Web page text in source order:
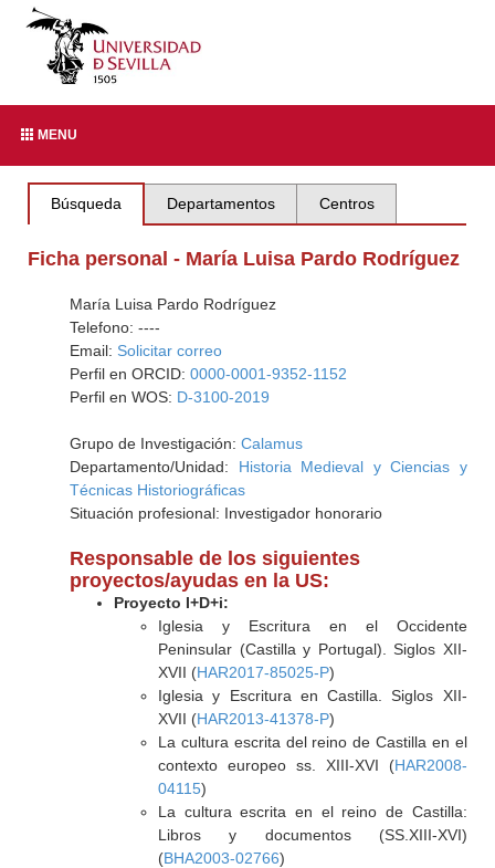
MENU
Búsqueda Departamentos Centros
Ficha personal - María Luisa Pardo Rodríguez
María Luisa Pardo Rodríguez
Telefono: ----
Email: Solicitar correo
Perfil en ORCID: 0000-0001-9352-1152
Perfil en WOS: D-3100-2019
Grupo de Investigación: Calamus
Departamento/Unidad: Historia Medieval y Ciencias y
Técnicas Historiográficas
Situación profesional: Investigador honorario
Responsable de los siguientes
proyectos/ayudas en la US:
Proyecto I+D+i:
Iglesia y Escritura en el Occidente
Peninsular (Castilla y Portugal). Siglos XII-
XVII (HAR2017-85025-P)
Iglesia y Escritura en Castilla. Siglos XII-
XVII (HAR2013-41378-P)
La cultura escrita del reino de Castilla en el
contexto europeo ss. XIII-XVI (HAR2008-
04115)
La cultura escrita en el reino de Castilla:
Libros y documentos (SS.XIII-XVI)
(BHA2003-02766)